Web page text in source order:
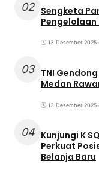
02 Sengketa
Pengelolaan
13 Desember 2025•
03 TNI
Medan
13 Desember 2025•
04 Kunjungi K
Perkuat
Belanja Baru